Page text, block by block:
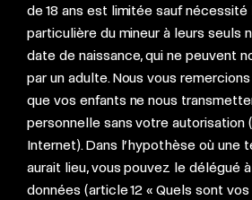
de 18 ans est limitée sauf
particulière du mineur à leurs seuls
date de naissance, qui ne peuvent
par un adulte. Nous vous
que vos enfants ne nous
personnelle sans votre autorisation
Internet). Dans l’hypothèse où une
aurait lieu, vous pouvez le délégué
données (article 12 « Quels sont